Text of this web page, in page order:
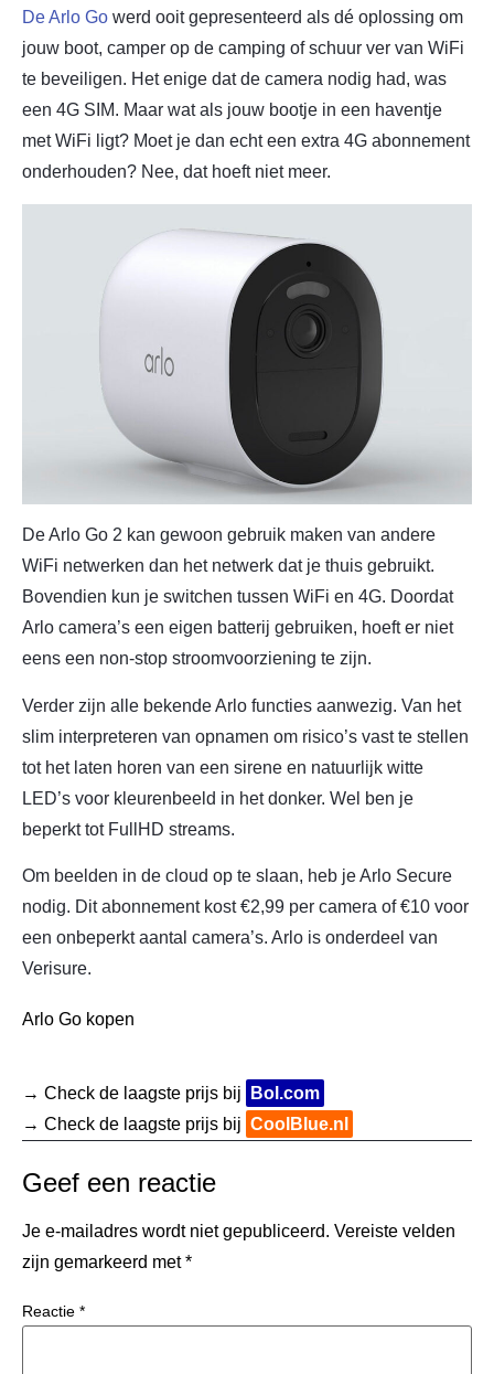
De Arlo Go werd ooit gepresenteerd als dé oplossing om
jouw boot, camper op de camping of schuur ver van WiFi
te beveiligen. Het enige dat de camera nodig had, was
een 4G SIM. Maar wat als jouw bootje in een haventje
met WiFi ligt? Moet je dan echt een extra 4G abonnement
onderhouden? Nee, dat hoeft niet meer.
De Arlo Go 2 kan gewoon gebruik maken van andere
WiFi netwerken dan het netwerk dat je thuis gebruikt.
Bovendien kun je switchen tussen WiFi en 4G. Doordat
Arlo camera’s een eigen batterij gebruiken, hoeft er niet
eens een non-stop stroomvoorziening te zijn.
Verder zijn alle bekende Arlo functies aanwezig. Van het
slim interpreteren van opnamen om risico’s vast te stellen
tot het laten horen van een sirene en natuurlijk witte
LED’s voor kleurenbeeld in het donker. Wel ben je
beperkt tot FullHD streams.
Om beelden in de cloud op te slaan, heb je Arlo Secure
nodig. Dit abonnement kost €2,99 per camera of €10 voor
een onbeperkt aantal camera’s. Arlo is onderdeel van
Verisure.
Arlo Go kopen
→ Check de laagste prijs bij
Bol.com
→ Check de laagste prijs bij CoolBlue.nl
Geef een reactie
Je e-mailadres wordt niet gepubliceerd. Vereiste velden
zijn gemarkeerd met*
Reactie *